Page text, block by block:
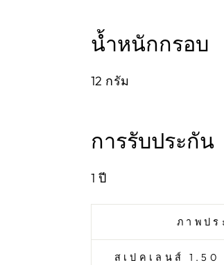
น้ำหนักกรอบ
12 กรัม
การรับประกัน
1 ปี
ภาพป
สเปคเลนส์ 1.50